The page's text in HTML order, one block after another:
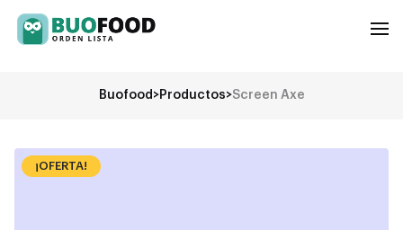
Buofood >Productos>Screen Axe
¡OFERTA!